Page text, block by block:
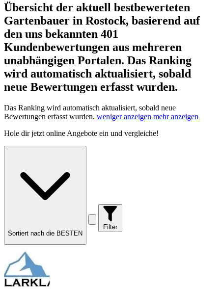
Übersicht der aktuell bestbewerteten
Gartenbauer in Rostock, basierend auf
den uns bekannten 401
Kundenbewertungen aus mehreren
unabhängigen Portalen. Das Ranking
wird automatisch aktualisiert, sobald
neue Bewertungen erfasst wurden.
Das Ranking wird automatisch aktualisiert, sobald neue
Bewertungen erfasst wurden. weniger anzeigen mehr anzeigen
Hole dirjetzt online Angebote ein und vergleiche!
Sortiert nach die BESTEN
Filter